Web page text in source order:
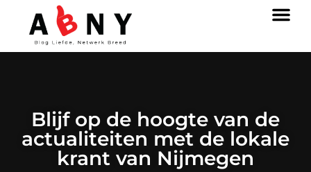
Blijf op de hoogte van de
actualiteiten met de lokale
krant van Nijmegen